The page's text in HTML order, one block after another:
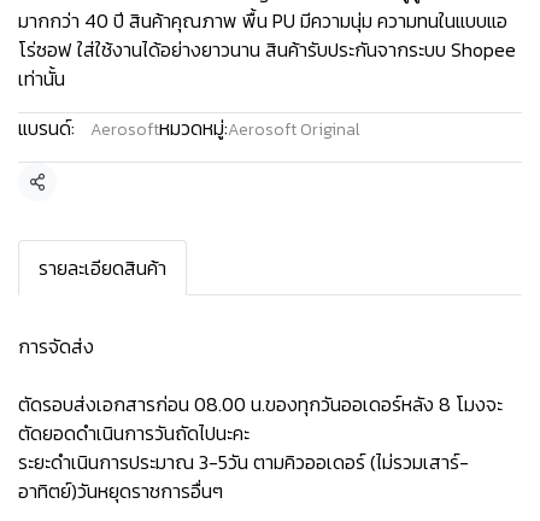
มากกว่า 40 ปี สินค้าคุณภาพ พื้น PU มีความนุ่ม ความทนในแบบแอ
โร่ซอฟ ใส่ใช้งานได้อย่างยาวนาน สินค้ารับประกันจากระบบ Shopee
เท่านั้น
แบรนด์:
Aerosoftหมวดหมู่:Aerosoft Original
แชร์
รายละเอียดสินค้า
การจัดส่ง
ตัดรอบส่งเอกสารก่อน 08.00 น.ของทุกวันออเดอร์หลัง 8 โมงจะ
ตัดยอดดำเนินการวันถัดไปนะคะ
ระยะดำเนินการประมาณ 3-5วัน ตามคิวออเดอร์ (ไม่รวมเสาร์-
อาทิตย์)วันหยุดราชการอื่นๆ